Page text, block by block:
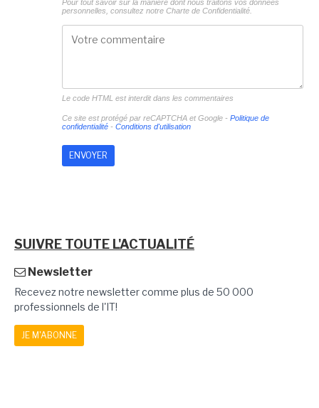
Pour tout savoir sur la manière dont nous traitons vos données
personnelles, consultez notre Charte de Confidentialité.
Le code HTML est interdit dans les commentaires
Ce site est protégé par reCAPTCHA et Google - Politique de
confidentialité- Conditions d'utilisation
SUIVRE TOUTE L'ACTUALITÉ
Newsletter
Recevez notre newsletter comme plus de 50 000
professionnels de l'IT!
JE M'ABONNE